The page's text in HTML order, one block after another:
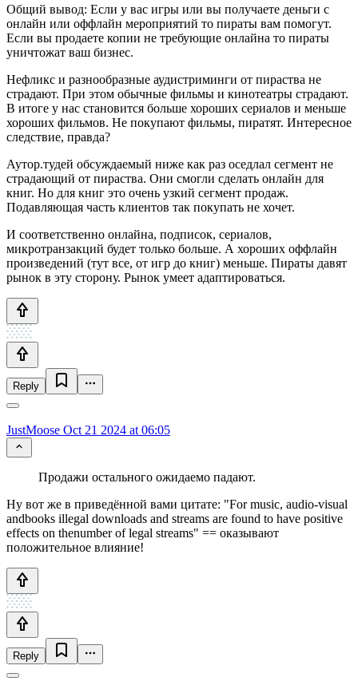
Общий вывод: Если у вас игры или вы получаете деньги с
онлайн или оффлайн мероприятий то пираты вам помогут.
Если вы продаете копии не требующие онлайна то пираты
уничтожат ваш бизнес.
Нефликс и разнообразные аудистриминги от пираства не
страдают. При этом обычные фильмы и кинотеатры страдают.
В итоге у нас становится больше хороших сериалов и меньше
хороших фильмов. Не покупают фильмы, пиратят. Интересное
следствие, правда?
Аутор.тудей обсуждаемый ниже как раз оседлал сегмент не
страдающий от пираства. Они смогли сделать онлайн для
книг. Но для книг это очень узкий сегмент продаж.
Подавляющая часть клиентов так покупать не хочет.
И соответственно онлайна, подписок, сериалов,
микротранзакций будет только больше. А хороших оффлайн
произведений (тут все, от игр до книг) меньше. Пираты давят
рынок в эту сторону. Рынок умеет адаптироваться.
Reply
JustMoose Oct 21 2024 at 06:05
Продажи остального ожидаемо падают.
Ну вот же в приведённой вами цитате: "For music, audio-visual
andbooks illegal downloads and streams are found to have positive
effects on thenumber of legal streams" == оказывают
положительное влияние!
Reply